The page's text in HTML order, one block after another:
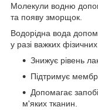
Молекули водню
та появу зморщок.
Водорідна вода
у разі важких
Знижує рівень
Підтримує
Допомагає
м'яких тканин.